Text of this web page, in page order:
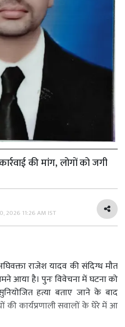
की मांग, लोगों को जगी
2026 11:26 AM IST
राजेश यादव की संदिग्ध मौत
आया है। पुनः विवेचना में घटना को
हत्या बताए जाने के बाद
की कार्यप्रणाली सवालों के घेरे में आ